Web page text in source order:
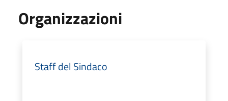
Organizzazioni
Staff del Sindaco